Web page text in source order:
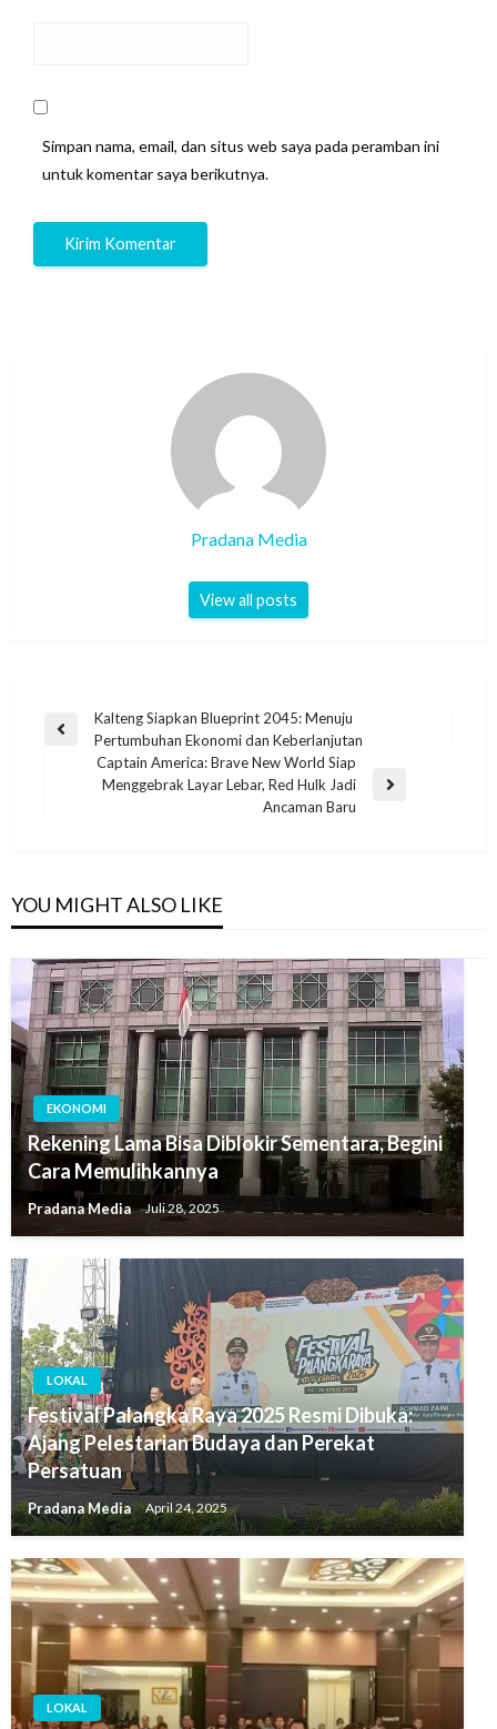
Simpan nama, email, dan situs web saya pada peramban ini
untuk komentar saya berikutnya.
Pradana Media
View all posts
Kalteng Siapkan Blueprint 2045: Menuju
Pertumbuhan Ekonomi dan Keberlanjutan
Captain America: Brave New World Siap
Menggebrak Layar Lebar, Red Hulk Jadi
Ancaman Baru
YOU MIGHT ALSO LIKE
EKONOMI
Rekening Lama Bisa Diblokir Sementara, Begini
Cara Memulihkannya
Pradana Media Juli 28, 2025
LOKAL
Festival Palangka Raya 2025 Resmi Dibuka:
Ajang Pelestarian Budaya dan Perekat
Persatuan
Pradana Media April 24, 2025
LOKAL